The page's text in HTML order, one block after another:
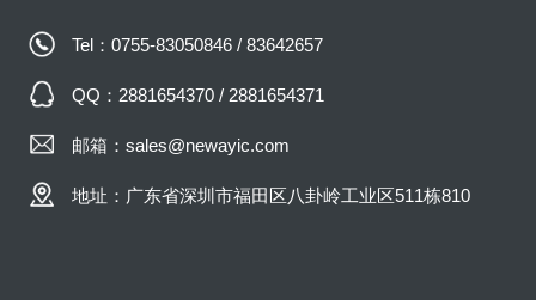
Tel：0755-83050846 / 83642657
QQ：2881654370 / 2881654371
邮箱：sales@newayic.com
地址：广东省深圳市福田区八卦岭工业区511栋810